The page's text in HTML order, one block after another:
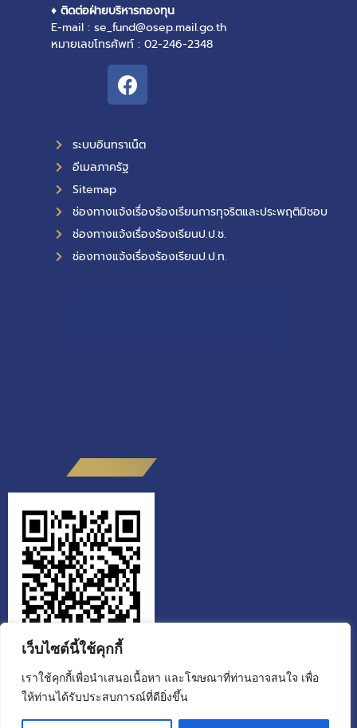
เว็บไซต์นี้ใช้คุกกี้
เราใช้คุกกี้เพื่อนำเสนอเนื้อหา และโฆษณาที่ท่านอาจสนใจ เพื่อ
ให้ท่านได้รับประสบการณ์ที่ดียิ่งขึ้น
♦ ติดต่อฝ่ายบริหารกองทุน
E-mail : se_fund@osep.mail.go.th
หมายเลขโทรศัพท์ : 02-246-2348
ระบบอินทราเน็ต
อีเมลภาครัฐ
Sitemap
ช่องทางแจ้งเรื่องร้องเรียนการทุจริตและประพฤติมิชอบ
ช่องทางแจ้งเรื่องร้องเรียนป.ป.ช.
ช่องทางแจ้งเรื่องร้องเรียนป.ป.ท.
สำนักงานส่งเสริมวิสาหกิจเพื่อสังคม